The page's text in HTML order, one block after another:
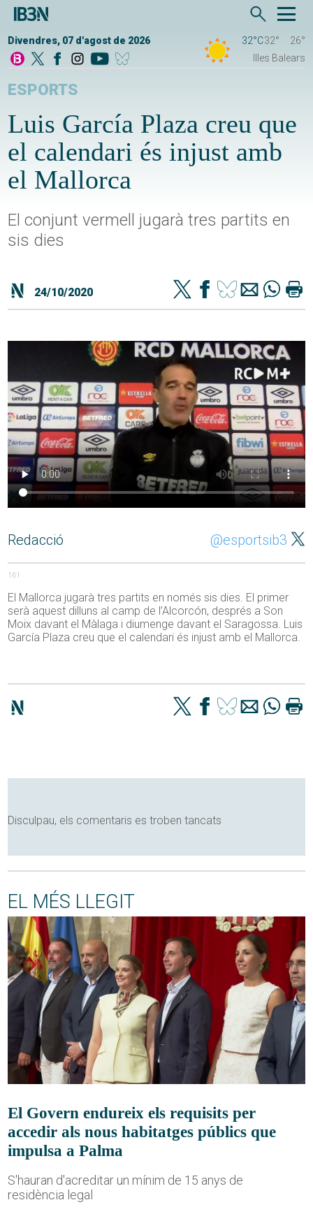
Divendres, 07 d'agost de 2026 32°C32°
26°
Illes Balears
ESPORTS
Luis García Plaza creu que
el calendari és injust amb
el Mallorca
El conjunt vermell jugarà tres partits en
sis dies
24/10/2020
Redacció @esportsib3
161
El Mallorca jugarà tres partits en només sis dies. El primer
serà aquest dilluns al camp de l’Alcorcón, després a Son
Moix davant el Màlaga i diumenge davant el Saragossa. Luis
García Plaza creu que el calendari és injust amb el Mallorca.
Disculpau, els comentaris es troben tancats
EL MÉS LLEGIT
El Govern endureix els requisits per
accedir als nous habitatges públics que
impulsa a Palma
S'hauran d'acreditar un mínim de 15 anys de
residència legal